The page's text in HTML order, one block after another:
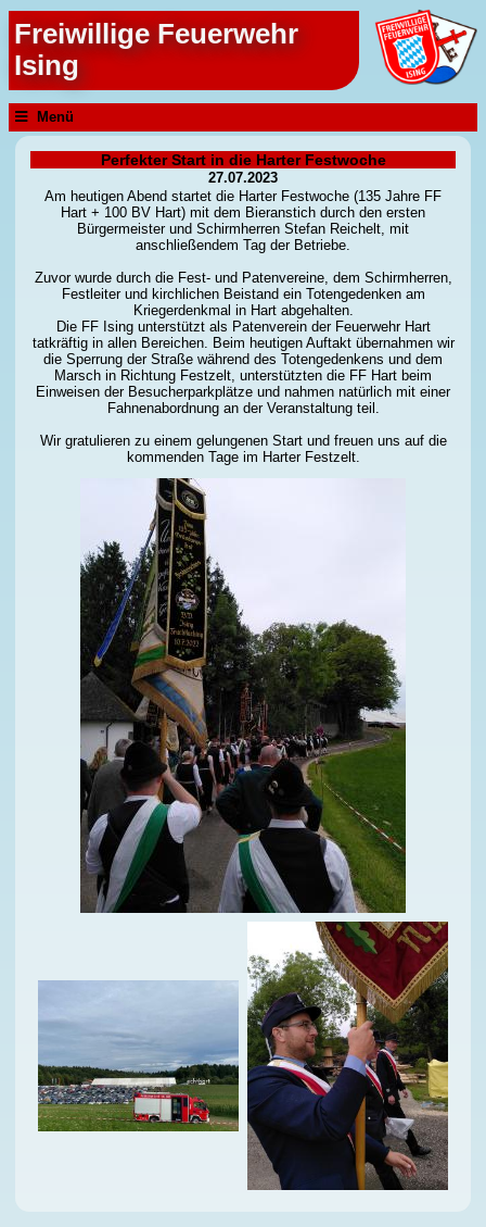
Freiwillige Feuerwehr
Ising
Menü
Perfekter Start in die Harter Festwoche
27.07.2023
Am heutigen Abend startet die Harter Festwoche (135 Jahre FF
Hart + 100 BV Hart) mit dem Bieranstich durch den ersten
Bürgermeister und Schirmherren Stefan Reichelt, mit
anschließendem Tag der Betriebe.
Zuvor wurde durch die Fest- und Patenvereine, dem Schirmherren,
Festleiter und kirchlichen Beistand ein Totengedenken am
Kriegerdenkmal in Hart abgehalten.
Die FF Ising unterstützt als Patenverein der Feuerwehr Hart
tatkräftig in allen Bereichen. Beim heutigen Auftakt übernahmen wir
die Sperrung der Straße während des Totengedenkens und dem
Marsch in Richtung Festzelt, unterstützten die FF Hart beim
Einweisen der Besucherparkplätze und nahmen natürlich mit einer
Fahnenabordnung an der Veranstaltung teil.
Wir gratulieren zu einem gelungenen Start und freuen uns auf die
kommenden Tage im Harter Festzelt.